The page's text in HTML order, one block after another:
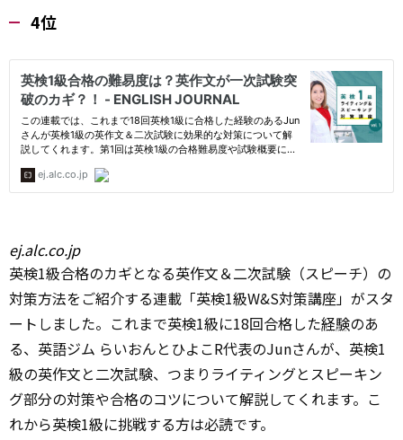
4位
ej.alc.co.jp
英検1級合格のカギとなる英作文＆二次試験（スピーチ）の
対策方法をご紹介する連載「英検1級W&S対策講座」がスタ
ートしました。これまで英検1級に18回合格した経験のあ
る、英語ジム らいおんとひよこR代表のJunさんが、英検1
級の英作文と二次試験、つまりライティングとスピーキン
グ部分の対策や合格のコツについて解説してくれます。こ
れから英検1級に挑戦する方は必読です。